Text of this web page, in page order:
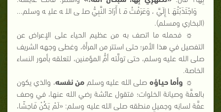
وَاجْتَذَبْتُهَا إِلَيَّ، وَعَرَفْتُ مَا أَرَادَ النَّبِيُّ صلى الله عليه وسلم...
(البخاري ومسلم).
☼ فحمله ما اتصف به من عظيم الحياء على الإعراض عن
التفصيل في هذا الأمر؛ حتى استتر من المرأة، وغطى وجهه الشريف
صلى الله عليه وسلم، حتى تولَّته أمُّ المؤمنين، لتعلقه بأمور النساء
الخاصة.
☼ وأما حيـاؤه صلى الله عليه وسلم من نفسه، والذي يكون
بالعـفَّة وصيانة الخلوات؛ فتقول عائشة رضي الله عنها، في وصف
عفَّة لسانِه وجميلِ منطقه صلى الله عليه وسلم: «لَمْ يَكُنْ فَاحِشًا،